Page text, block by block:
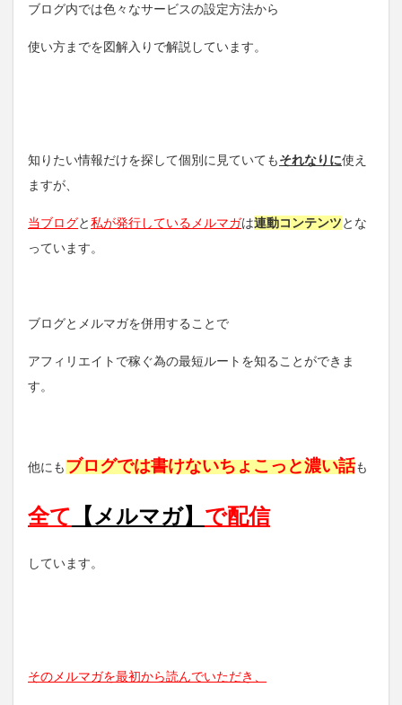
ブログ内では色々なサービスの設定方法から
使い方までを図解入りで解説しています。
知りたい情報だけを探して個別に見ていてもそれなりに使え
ますが、
当ブログと私が発行しているメルマガは連動コンテンツとな
っています。
ブログとメルマガを併用することで
アフィリエイトで稼ぐ為の最短ルートを知ることができま
す。
他にもブログでは書けないちょこっと濃い話も
全て 【メルマガ】 で配信
しています。
そのメルマガを最初から読んでいただき、